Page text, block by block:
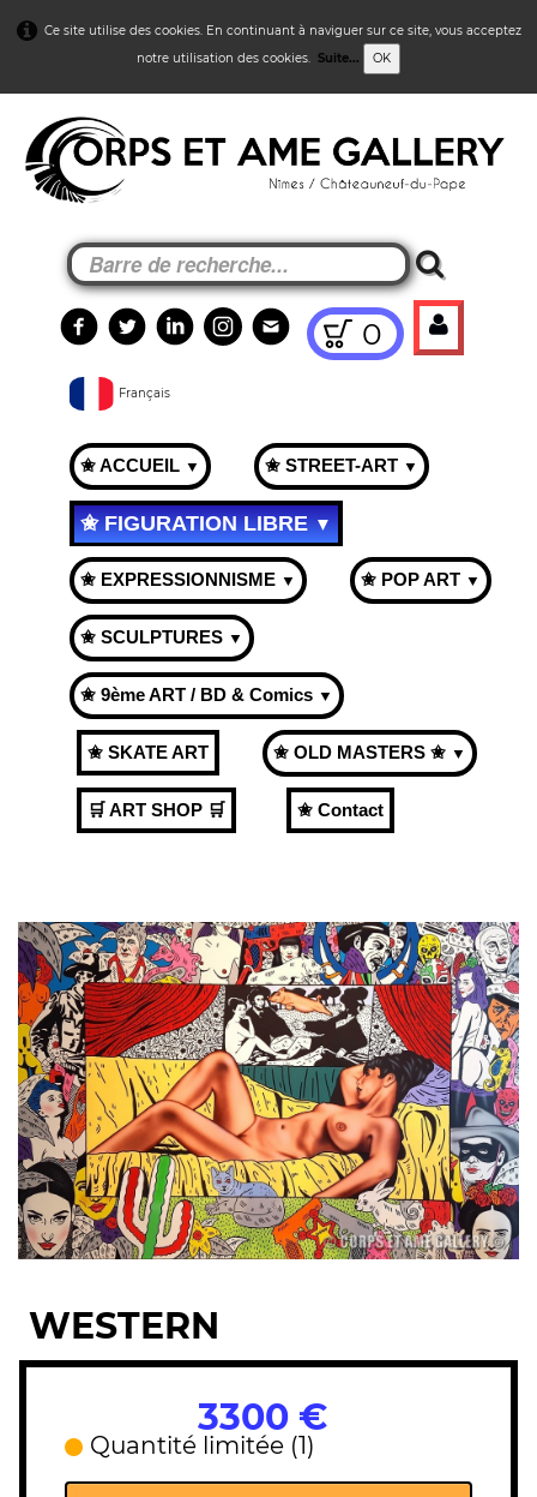
Ce site utilise des cookies. En continuant à naviguer sur ce site, vous acceptez
notre utilisation des cookies. Suite... OK
0
Français
✬ ACCUEIL ▼ ✬ STREET-ART ▼
✬ FIGURATION LIBRE▼
✬ EXPRESSIONNISME ▼ ✬ POP ART ▼
✬ SCULPTURES ▼
✬ 9ème ART / BD & Comics ▼
✬ SKATE ART ✬ OLD MASTERS ✬ ▼
🛒 ART SHOP 🛒 ✬ Contact
WESTERN
3300 €
Quantité limitée (1)